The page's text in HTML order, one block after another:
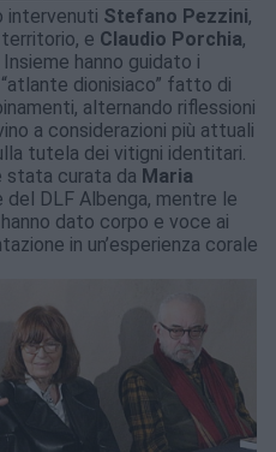
intervenuti Stefano Pezzini,
e Claudio Porchia,
hanno guidato i
dionisiaco” fatto di
alternando riflessioni
a considerazioni più attuali
tutela dei vitigni identitari.
stata curata da Maria
del DLF Albenga, mentre le
hanno dato corpo e voce ai
in un’esperienza corale